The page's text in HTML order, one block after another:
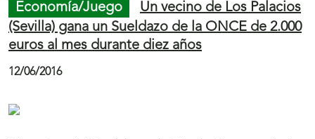
a
c
a
c
Economía/Juego
Un vecino de Los Palacios
(Sevilla) gana un Sueldazo de la ONCE de 2.000
euros al mes durante diez años
12/06/2016